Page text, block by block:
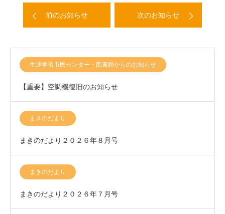
前のお知らせ 次のお知らせ
生涯学習市民センター・図書館からのお知らせ
【重要】空調機復旧のお知らせ
まきのだより
まきのだより２０２６年８月号
まきのだより
まきのだより２０２６年７月号